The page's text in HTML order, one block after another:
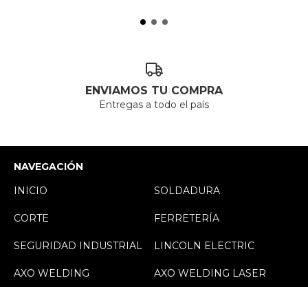
ENVIAMOS TU COMPRA
Entregas a todo el país
NAVEGACIÓN
INICIO
SOLDADURA
CORTE FERRETERÍA
SEGURIDAD INDUSTRIAL LINCOLN ELECTRIC
AXO WELDING AXO WELDING LASER